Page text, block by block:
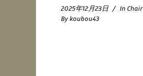
2025年12月23日 In Chair
Bykoubou43